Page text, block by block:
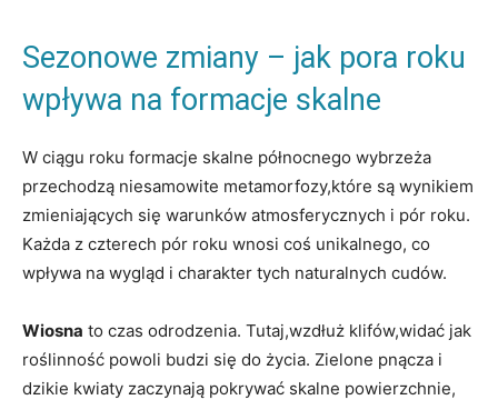
Sezonowe zmiany – jak pora roku
wpływa na formacje skalne
W ciągu roku formacje skalne północnego wybrzeża
przechodzą niesamowite metamorfozy,które są wynikiem
zmieniających się warunków atmosferycznych i pór roku.
Każda z czterech pór roku wnosi coś unikalnego, co
wpływa na wygląd i charakter tych naturalnych cudów.
Wiosna to czas odrodzenia. Tutaj,wzdłuż klifów,widać jak
roślinność powoli budzi się do życia. Zielone pnącza i
dzikie kwiaty zaczynają pokrywać skalne powierzchnie,